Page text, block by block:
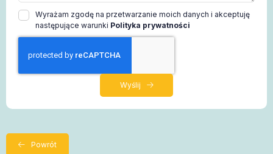
Wyrażam zgodę na przetwarzanie moich danych i akceptuję
następujące warunki Polityka prywatności
Wyślij
Powrót